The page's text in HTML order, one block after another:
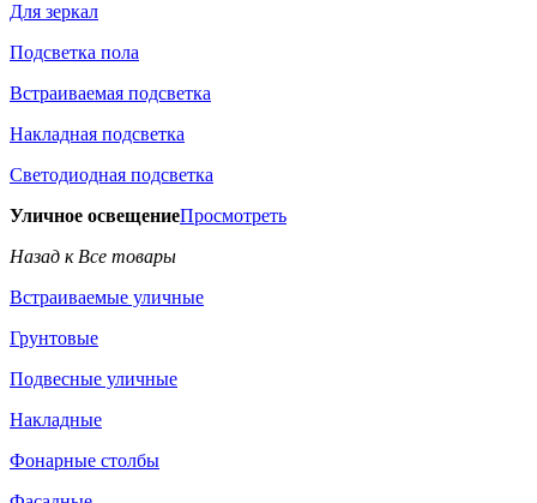
Для зеркал
Подсветка пола
Встраиваемая подсветка
Накладная подсветка
Светодиодная подсветка
Уличное освещениеПросмотреть
Назад к Все товары
Встраиваемые уличные
Грунтовые
Подвесные уличные
Накладные
Фонарные столбы